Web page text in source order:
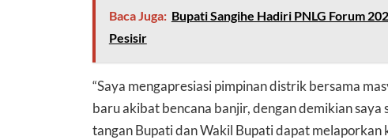
Baca Juga: Bupati Sangihe Hadiri PNLG Forum
Pesisir
“Saya mengapresiasi pimpinan distrik bersama
baru akibat bencana banjir, dengan demikian
tangan Bupati dan Wakil Bupati dapat melaporkan